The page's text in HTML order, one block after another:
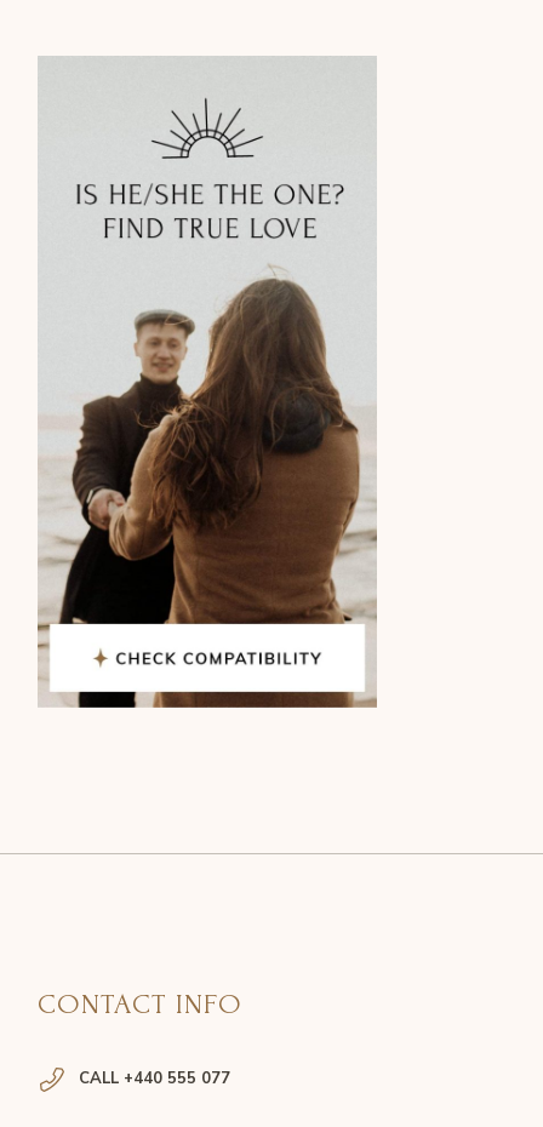
CONTACT INFO
CALL +440 555 077